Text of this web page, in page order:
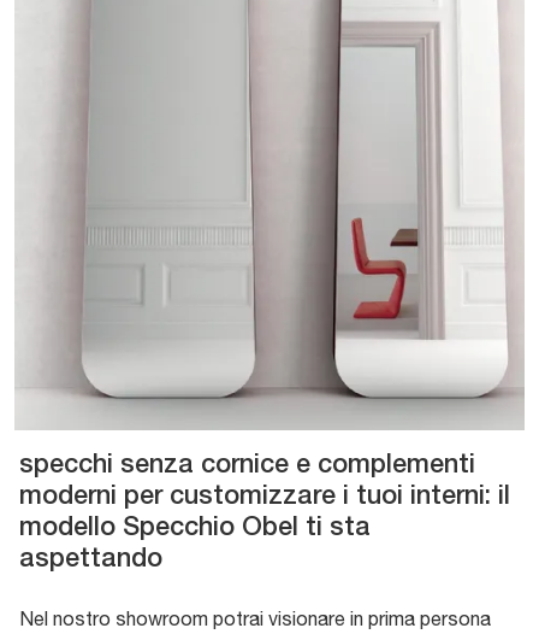
specchi senza cornice e complementi
moderni per customizzare i tuoi interni: il
modello Specchio Obel ti sta
aspettando
Nel nostro showroom potrai visionare in prima persona